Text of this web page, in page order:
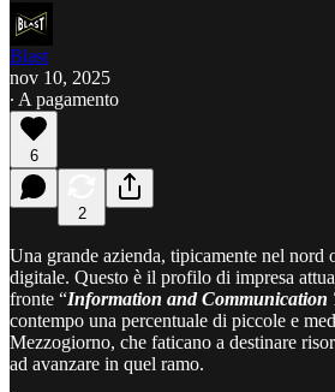
Blast
nov 10, 2025
∙ A pagamento
6
2
Una grande azienda, tipicamente nel nord
digitale. Questo è il profilo di impresa
fronte “Information and Communication
contempo una percentuale di piccole e
Mezzogiorno, che faticano a destinare
ad avanzare in quel ramo.